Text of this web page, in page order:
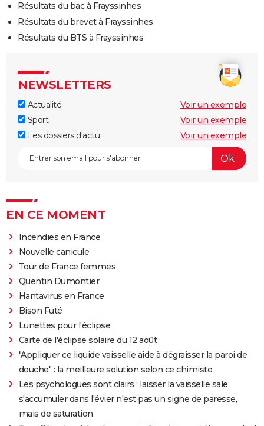
Résultats du bac à Frayssinhes
Résultats du brevet à Frayssinhes
Résultats du BTS à Frayssinhes
NEWSLETTERS
Actualité
Voir un exemple
Sport
Voir un exemple
Les dossiers d'actu
Voir un exemple
EN CE MOMENT
Incendies en France
Nouvelle canicule
Tour de France femmes
Quentin Dumontier
Hantavirus en France
Bison Futé
Lunettes pour l'éclipse
Carte de l'éclipse solaire du 12 août
"Appliquer ce liquide vaisselle aide à dégraisser la paroi de
douche" : la meilleure solution selon ce chimiste
Les psychologues sont clairs : laisser la vaisselle sale
s'accumuler dans l'évier n'est pas un signe de paresse,
mais de saturation